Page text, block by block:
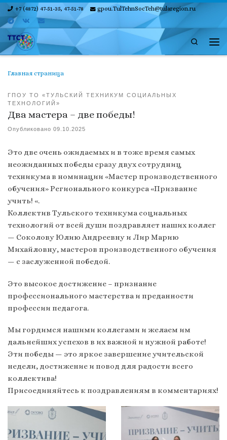
Skip to content
+7 (4872) 47-51-35, 47-51-78 gpou.TulTehnSocTeh@tularegion.ru
Search
Главная страница
ГПОУ ТО «ТУЛЬСКИЙ ТЕХНИКУМ СОЦИАЛЬНЫХ
ТЕХНОЛОГИЙ»
Два мастера – две победы!
Опубликовано 09.10.2025
Это две очень ожидаемых и в тоже время самых
неожиданных победы сразу двух сотрудниц
техникума в номинации «Мастер производственного
обучения» Регионального конкурса «Призвание
учить! «.
Коллектив Тульского техникума социальных
технологий от всей души поздравляет наших коллег
— Соколову Юлию Андреевну и Лир Марию
Михайловну, мастеров производственного обучения
— с заслуженной победой.
Это высокое достижение – признание
профессионального мастерства и преданности
профессии педагога.
Мы гордимся нашими коллегами и желаем им
дальнейших успехов в их важной и нужной работе!
Эти победы — это яркое завершение учительской
недели, достижение и повод для радости всего
коллектива!
Присоединяйтесь к поздравлениям в комментариях!